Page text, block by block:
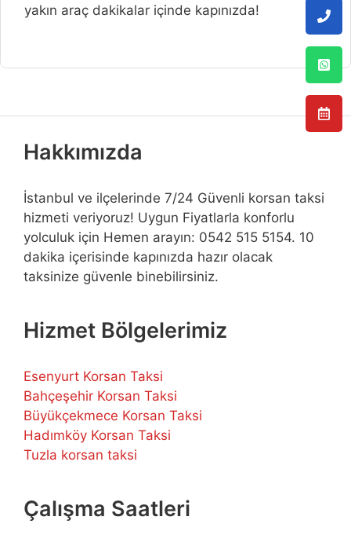
yakın araç dakikalar içinde kapınızda!
Hakkımızda
İstanbul ve ilçelerinde 7/24 Güvenli korsan taksi
hizmeti veriyoruz! Uygun Fiyatlarla konforlu
yolculuk için Hemen arayın: 0542 515 5154. 10
dakika içerisinde kapınızda hazır olacak
taksinize güvenle binebilirsiniz.
Hizmet Bölgelerimiz
Esenyurt Korsan Taksi
Bahçeşehir Korsan Taksi
Büyükçekmece Korsan Taksi
Hadımköy Korsan Taksi
Tuzla korsan taksi
Çalışma Saatleri